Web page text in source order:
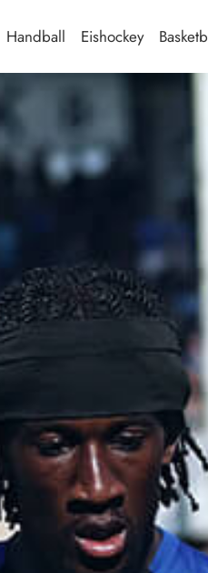
Handball Eishockey